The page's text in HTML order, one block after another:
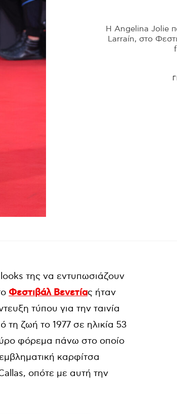
Η Angelina Jolie
Larraín, στο
της να εντυπωσιάζουν
Φεστιβάλ Βενετίας ήταν
τύπου για την ταινία
τη ζωή το 1977 σε ηλικία 53
φόρεμα πάνω στο οποίο
καρφίτσα
οπότε με αυτή την